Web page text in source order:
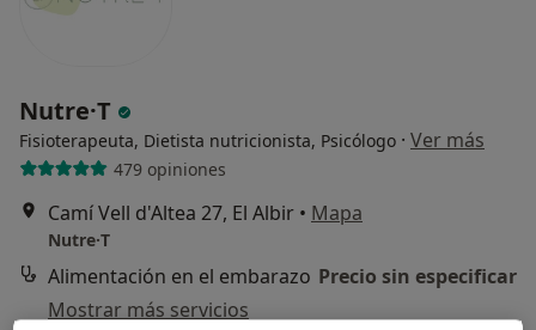
Nutre·T
Fisioterapeuta, Dietista nutricionista, Psicólogo · Ver más
479 opiniones
Camí Vell d'Altea 27, El Albir • Mapa
Nutre·T
Alimentación en el embarazo Precio sin especificar
Mostrar más servicios